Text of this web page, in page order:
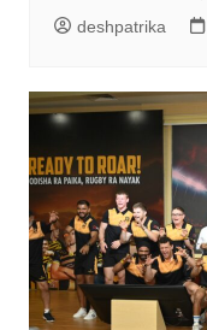
deshpatrika